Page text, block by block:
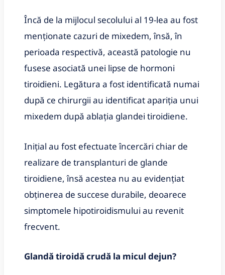
Încă de la mijlocul secolului al 19-lea au fost
menţionate cazuri de mixedem, însă, în
perioada respectivă, această patologie nu
fusese asociată unei lipse de hormoni
tiroidieni. Legătura a fost identificată numai
după ce chirurgii au identificat apariţia unui
mixedem după ablaţia glandei tiroidiene.
Iniţial au fost efectuate încercări chiar de
realizare de transplanturi de glande
tiroidiene, însă acestea nu au evidenţiat
obţinerea de succese durabile, deoarece
simptomele hipotiroidismului au revenit
frecvent.
Glandă tiroidă crudă la micul dejun?